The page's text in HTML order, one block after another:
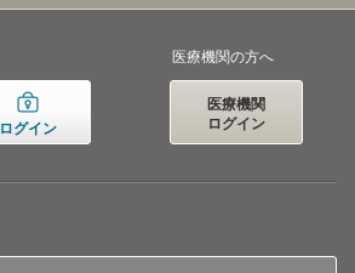
ログイン
医療機関の方へ
医療機関
ログイン